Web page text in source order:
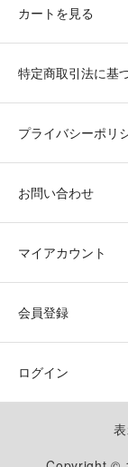
カートを見る
特定商取引法に基
プライバシーポリ
お問い合わせ
マイアカウント
会員登録
ログイン